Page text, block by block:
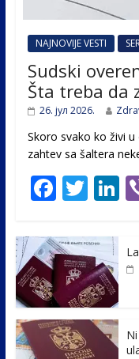
NAJNOVIJE VESTI
Sudski
Šta treba da
26. јул 2026.
Skoro svako ko živi
zahtev sa šaltera
F
e
b
o
o
k
T
itt
er
Li
e